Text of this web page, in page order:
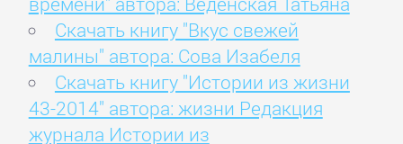
Скачать книгу "Вкус свежей
малины" автора: Сова Изабеля
Скачать книгу "Истории из жизни
43-2014" автора: жизни Редакция
журнала Истории из